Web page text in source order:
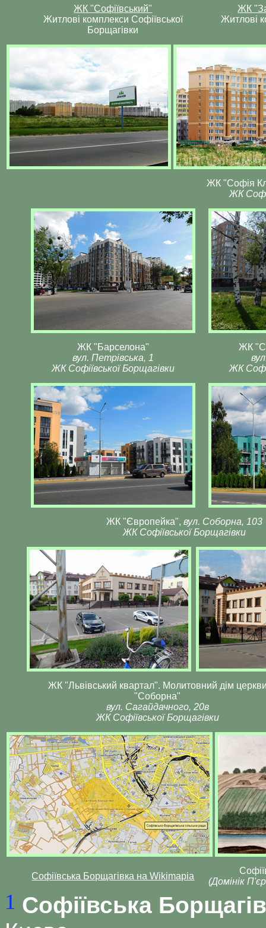
ЖК "Софіївський"
Житлові комплекси Софіївської
Борщагівки
ЖК
Житлові
ЖК "Софія
ЖК
ЖК "Барселона"
вул. Петрівська, 1
ЖК Софіївської Борщагівки
ЖК
ЖК
ЖК "Європейка", вул. Соборна, 103
ЖК Софіївської Борщагівки
ЖК "Львівський квартал". Молитовний дім
"Соборна"
вул. Сагайдачного, 20в
ЖК Софіївської Борщагівки
Софіївська Борщагівка на Wikimapia
(Домінік
1 Софіївська